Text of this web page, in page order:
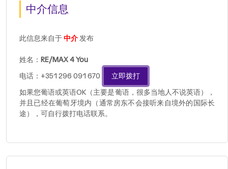
中介信息
此信息来自于中介发布
姓名： RE/MAX 4 You
电话：+351 296 091 670
立即拨打
如果您葡语或英语OK（主要是葡语，很多当地人不说英语），
并且已经在葡萄牙境内（通常房东不会接听来自境外的国际长
途），可自行拨打电话联系。